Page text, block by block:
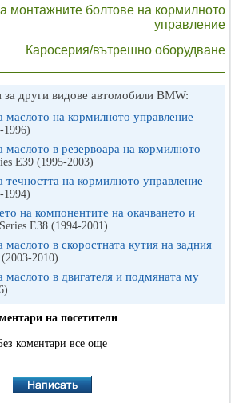
монтажните болтове на кормилното
управление
Каросерия/вътрешно оборудване
други видове автомобили BMW:
маслото на кормилното управление
1996)
в резервоара на кормилното
E39 (1995-2003)
на кормилното управление
1994)
на компонентите на окачването и
E38 (1994-2001)
в скоростната кутия на задния
2010)
маслото в двигателя и подмяната му
на посетители
коментари все още